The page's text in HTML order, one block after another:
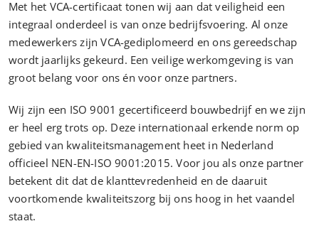
Met het VCA-certificaat tonen wij aan dat veiligheid een
integraal onderdeel is van onze bedrijfsvoering. Al onze
medewerkers zijn VCA-gediplomeerd en ons gereedschap
wordt jaarlijks gekeurd. Een veilige werkomgeving is van
groot belang voor ons én voor onze partners.
Wij zijn een ISO 9001 gecertificeerd bouwbedrijf en we zijn
er heel erg trots op. Deze internationaal erkende norm op
gebied van kwaliteitsmanagement heet in Nederland
officieel NEN-EN-ISO 9001:2015. Voor jou als onze partner
betekent dit dat de klanttevredenheid en de daaruit
voortkomende kwaliteitszorg bij ons hoog in het vaandel
staat.